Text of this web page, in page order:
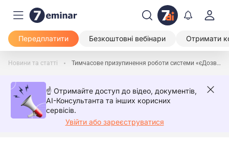
Передплатити Безкоштовні вебінари Отримати
Новини та статті Тимчасове призупинення роботи системи «єДозвіл»
☝️ Отримайте доступ до відео, документів,
AI-Консультанта та інших корисних
сервісів.
Увійти або зареєструватися